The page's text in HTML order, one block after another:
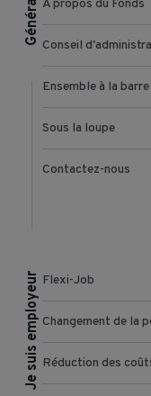
Général À propos du Fonds
Conseil
Ensemble à la barre
Sous la loupe
Contactez-nous
Je suis employeur Flexi-Job
Changement de la
Réduction des